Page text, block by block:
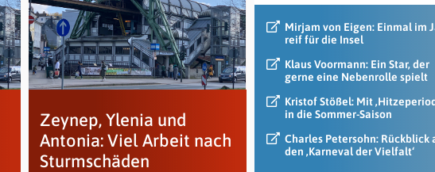
Zeynep, Ylenia und
Antonia: Viel Arbeit nach
Sturmschäden
Mirjam von Eigen: Einmal im
reif für die Insel
Klaus Voormann: Ein Star, der
gerne eine Nebenrolle spielt
Kristof Stößel: Mit
in die Sommer-Saison
Charles Petersohn: Rückblick
den ‚Karneval der Vielfalt‘